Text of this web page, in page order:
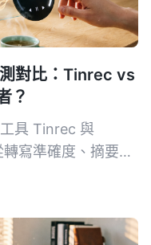
對比：Tinrec vs
？
具 Tinrec 與
寫準確度、摘要品
音內容。